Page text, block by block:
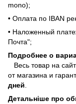
mono);
• Оплата по IBAN
• Наложенный
Почта";
Подробнее о
Весь товар на
от магазина и
дней
Детальніше про